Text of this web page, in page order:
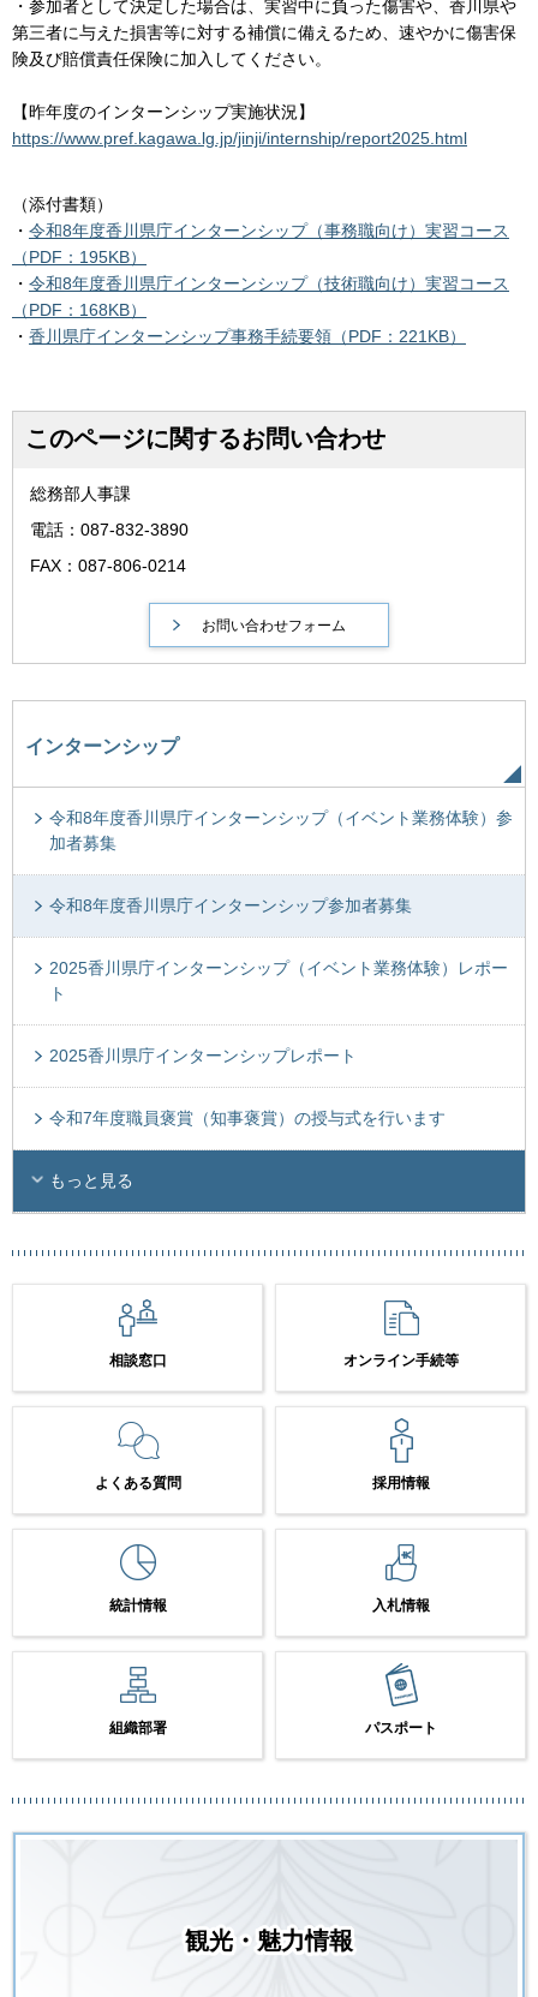
・参加者として決定した場合は、実習中に負った傷害や、香川県や
第三者に与えた損害等に対する補償に備えるため、速やかに傷害保
険及び賠償責任保険に加入してください。
【昨年度のインターンシップ実施状況】
https://www.pref.kagawa.lg.jp/jinji/internship/report2025.html
（添付書類）
・ 令和8年度香川県庁インターンシップ（事務職向け）実習コース
（PDF：195KB）
・ 令和8年度香川県庁インターンシップ（技術職向け）実習コース
（PDF：168KB）
・ 香川県庁インターンシップ事務手続要領（PDF：221KB）
このページに関するお問い合わせ
総務部人事課
電話：087-832-3890
FAX：087-806-0214
インターンシップ
令和8年度香川県庁インターンシップ（イベント業務体験）参
加者募集
令和8年度香川県庁インターンシップ参加者募集
2025香川県庁インターンシップ（イベント業務体験）レポー
ト
2025香川県庁インターンシップレポート
令和7年度職員褒賞（知事褒賞）の授与式を行います
もっと見る
相談窓口 オンライン手続等
よくある質問 採用情報
統計情報 入札情報
組織部署 パスポート
観光・魅力情報